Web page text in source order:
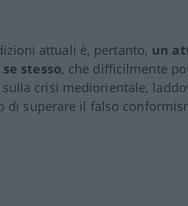
attuali è, pertanto, un
stesso, che difficilmente
crisi mediorientale,
di superare il falso